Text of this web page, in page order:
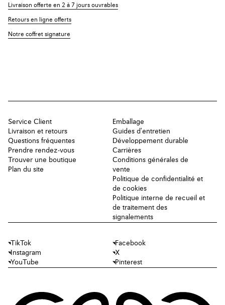
Livraison offerte en 2 à 7 jours ouvrables
Retours en ligne offerts
Notre coffret signature
Service Client
Livraison et retours
Questions fréquentes
Prendre rendez-vous
Trouver une boutique
Plan du site
Emballage
Guides d'entretien
Développement durable
Carrières
Conditions générales de
vente
Politique de confidentialité et
de cookies
Politique interne de recueil et
de traitement des
signalements
TikTok
Facebook
Instagram
X
YouTube
Pinterest